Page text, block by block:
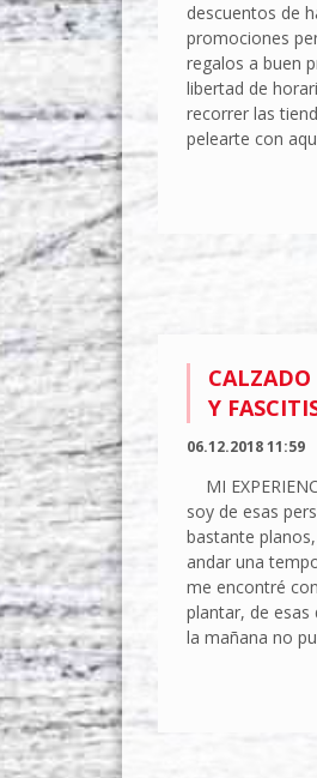
descuentos de
promociones
regalos a buen
libertad de
recorrer las
pelearte con
Y
06.12.2018 11:59
MI
soy de esas
bastante
andar una
me encontré
plantar, de
la mañana no